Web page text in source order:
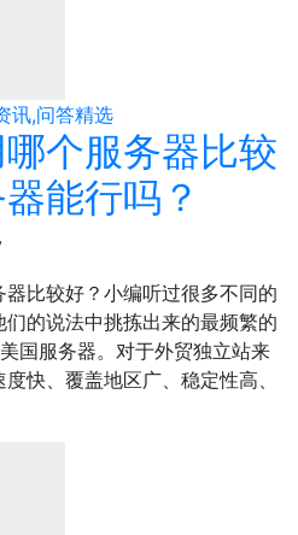
讯,问答精选
个服务器比较
能行吗？
比较好？小编听过很多不同的
的说法中挑拣出来的最频繁的
国服务器。对于外贸独立站来
快、覆盖地区广、稳定性高、